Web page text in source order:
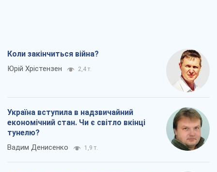
Коли закінчиться війна?
Юрій Хрістензен 2,4 т.
Україна вступила в надзвичайний
економічний стан. Чи є світло вкінці
тунелю?
Вадим Денисенко 1,9 т.